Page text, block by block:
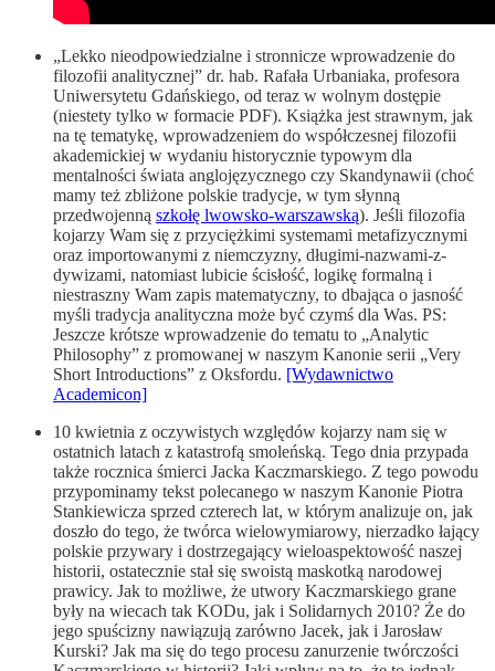
„Lekko nieodpowiedzialne i stronnicze wprowadzenie do
filozofii analitycznej” dr. hab. Rafała Urbaniaka, profesora
Uniwersytetu Gdańskiego, od teraz w wolnym dostępie
(niestety tylko w formacie PDF). Książka jest strawnym, jak
na tę tematykę, wprowadzeniem do współczesnej filozofii
akademickiej w wydaniu historycznie typowym dla
mentalności świata anglojęzycznego czy Skandynawii (choć
mamy też zbliżone polskie tradycje, w tym słynną
przedwojenną szkołę lwowsko-warszawską). Jeśli filozofia
kojarzy Wam się z przyciężkimi systemami metafizycznymi
oraz importowanymi z niemczyzny, długimi-nazwami-z-
dywizami, natomiast lubicie ścisłość, logikę formalną i
niestraszny Wam zapis matematyczny, to dbająca o jasność
myśli tradycja analityczna może być czymś dla Was. PS:
Jeszcze krótsze wprowadzenie do tematu to „Analytic
Philosophy” z promowanej w naszym Kanonie serii „Very
Short Introductions” z Oksfordu. [Wydawnictwo
Academicon]
10 kwietnia z oczywistych względów kojarzy nam się w
ostatnich latach z katastrofą smoleńską. Tego dnia przypada
także rocznica śmierci Jacka Kaczmarskiego. Z tego powodu
przypominamy tekst polecanego w naszym Kanonie Piotra
Stankiewicza sprzed czterech lat, w którym analizuje on, jak
doszło do tego, że twórca wielowymiarowy, nierzadko łający
polskie przywary i dostrzegający wieloaspektowość naszej
historii, ostatecznie stał się swoistą maskotką narodowej
prawicy. Jak to możliwe, że utwory Kaczmarskiego grane
były na wiecach tak KODu, jak i Solidarnych 2010? Że do
jego spuścizny nawiązują zarówno Jacek, jak i Jarosław
Kurski? Jak ma się do tego procesu zanurzenie twórczości